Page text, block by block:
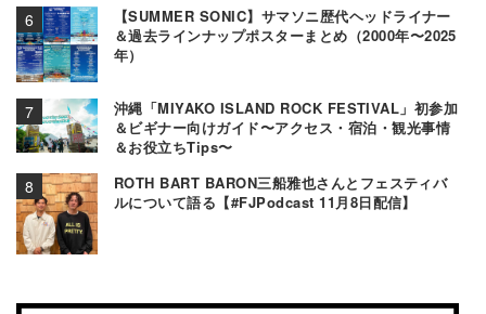
【SUMMER SONIC】サマソニ歴代ヘッドライナー
＆過去ラインナップポスターまとめ（2000年〜2025
年）
沖縄「MIYAKO ISLAND ROCK FESTIVAL」初参加
＆ビギナー向けガイド〜アクセス・宿泊・観光事情
＆お役立ちTips〜
ROTH BART BARON三船雅也さんとフェスティバ
ルについて語る【#FJPodcast 11月8日配信】